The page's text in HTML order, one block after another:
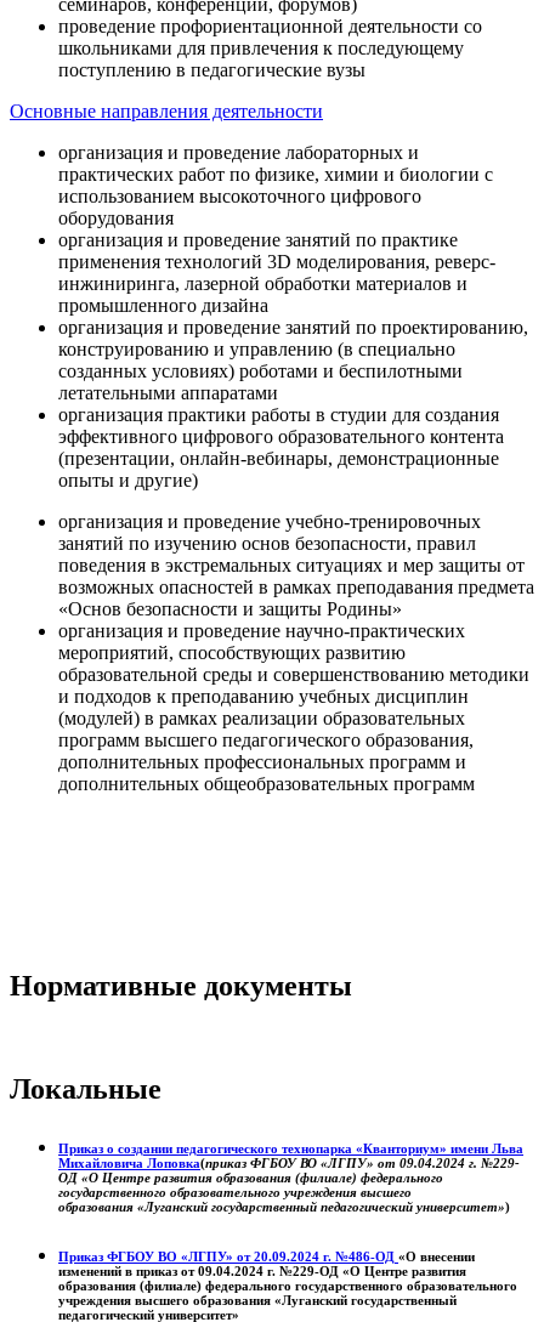
семинаров, конференций, форумов)
проведение профориентационной деятельности со
школьниками для привлечения к последующему
поступлению в педагогические вузы
Основные направления деятельности
организация и проведение лабораторных и
практических работ по физике, химии и биологии с
использованием высокоточного цифрового
оборудования
организация и проведение занятий по практике
применения технологий 3D моделирования, реверс-
инжиниринга, лазерной обработки материалов и
промышленного дизайна
организация и проведение занятий по проектированию,
конструированию и управлению (в специально
созданных условиях) роботами и беспилотными
летательными аппаратами
организация практики работы в студии для создания
эффективного цифрового образовательного контента
(презентации, онлайн-вебинары, демонстрационные
опыты и другие)
организация и проведение учебно-тренировочных
занятий по изучению основ безопасности, правил
поведения в экстремальных ситуациях и мер защиты от
возможных опасностей в рамках преподавания предмета
«Основ безопасности и защиты Родины»
организация и проведение научно-практических
мероприятий, способствующих развитию
образовательной среды и совершенствованию методики
и подходов к преподаванию учебных дисциплин
(модулей) в рамках реализации образовательных
программ высшего педагогического образования,
дополнительных профессиональных программ и
дополнительных общеобразовательных программ
Нормативные документы
Локальные
Приказ о создании педагогического технопарка «Кванториум» имени Льва
Михайловича Лоповка(приказ ФГБОУ ВО «ЛГПУ» от 09.04.2024 г. №229-
ОД «О Центре развития образования (филиале) федерального
государственного образовательного учреждения высшего
образования «Луганский государственный педагогический университет»)
Приказ ФГБОУ ВО «ЛГПУ» от 20.09.2024 г. №486-ОД «О внесении
изменений в приказ от 09.04.2024 г. №229-ОД «О Центре развития
образования (филиале) федерального государственного образовательного
учреждения высшего образования «Луганский государственный
педагогический университет»